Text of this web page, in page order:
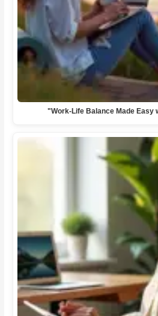
"Work-Life Balance Made Easy